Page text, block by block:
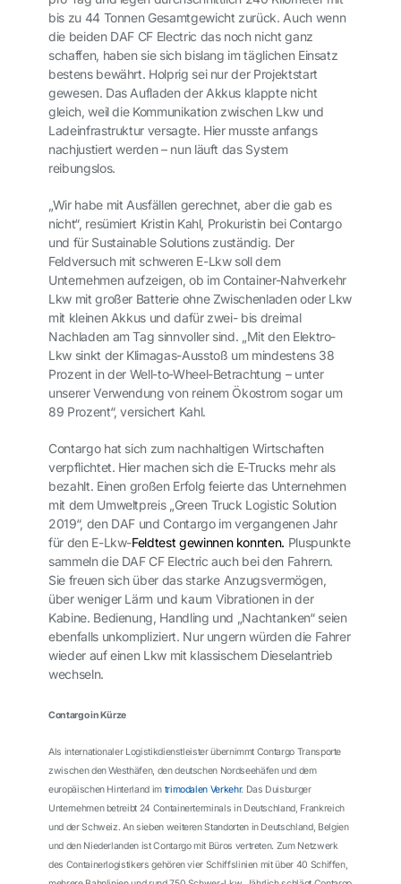
bis zu 44 Tonnen Gesamtgewicht zurück. Auch wenn
die beiden DAF CF Electric das noch nicht ganz
schaffen, haben sie sich bislang im täglichen Einsatz
bestens bewährt. Holprig sei nur der Projektstart
gewesen. Das Aufladen der Akkus klappte nicht
gleich, weil die Kommunikation zwischen Lkw und
Ladeinfrastruktur versagte. Hier musste anfangs
nachjustiert werden – nun läuft das System
reibungslos.
„Wir habe mit Ausfällen gerechnet, aber die gab es
nicht“, resümiert Kristin Kahl, Prokuristin bei Contargo
und für Sustainable Solutions zuständig. Der
Feldversuch mit schweren E-Lkw soll dem
Unternehmen aufzeigen, ob im Container-Nahverkehr
Lkw mit großer Batterie ohne Zwischenladen oder Lkw
mit kleinen Akkus und dafür zwei- bis dreimal
Nachladen am Tag sinnvoller sind. „Mit den Elektro-
Lkw sinkt der Klimagas-Ausstoß um mindestens 38
Prozent in der Well-to-Wheel-Betrachtung – unter
unserer Verwendung von reinem Ökostrom sogar um
89 Prozent“, versichert Kahl.
Contargo hat sich zum nachhaltigen Wirtschaften
verpflichtet. Hier machen sich die E-Trucks mehr als
bezahlt. Einen großen Erfolg feierte das Unternehmen
mit dem Umweltpreis „Green Truck Logistic Solution
2019“, den DAF und Contargo im vergangenen Jahr
für den E-Lkw-Feldtest gewinnen konnten. Pluspunkte
sammeln die DAF CF Electric auch bei den Fahrern.
Sie freuen sich über das starke Anzugsvermögen,
über weniger Lärm und kaum Vibrationen in der
Kabine. Bedienung, Handling und „Nachtanken“ seien
ebenfalls unkompliziert. Nur ungern würden die Fahrer
wieder auf einen Lkw mit klassischem Dieselantrieb
wechseln.
Contargo in Kürze
Als internationaler Logistikdienstleister übernimmt Contargo Transporte
zwischen den Westhäfen, den deutschen Nordseehäfen und dem
europäischen Hinterland im trimodalen Verkehr. Das Duisburger
Unternehmen betreibt 24 Containerterminals in Deutschland, Frankreich
und der Schweiz. An sieben weiteren Standorten in Deutschland, Belgien
und den Niederlanden ist Contargo mit Büros vertreten. Zum Netzwerk
des Containerlogistikers gehören vier Schiffslinien mit über 40 Schiffen,